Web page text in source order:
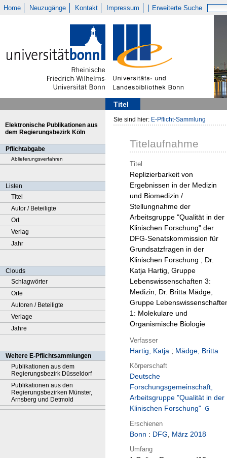
Home Neuzugänge Kontakt Impressum Erweiterte Suche
Titel
Elektronische Publikationen aus
dem Regierungsbezirk Köln
Pflichtabgabe
Ablieferungsverfahren
Listen
Titel
Autor / Beteiligte
Ort
Verlag
Jahr
Clouds
Schlagwörter
Orte
Autoren / Beteiligte
Verlage
Jahre
Weitere E-Pflichtsammlungen
Publikationen aus dem
Regierungsbezirk Düsseldorf
Publikationen aus den
Regierungsbezirken Münster,
Arnsberg und Detmold
Sie sind hier: E-Pflicht-Sammlung
Titelaufnahme
Titel
Replizierbarkeit von
Ergebnissen in der Medizin
und Biomedizin /
Stellungnahme der
Arbeitsgruppe "Qualität in der
Klinischen Forschung" der
DFG-Senatskommission für
Grundsatzfragen in der
Klinischen Forschung ; Dr.
Katja Hartig, Gruppe
Lebenswissenschaften 3:
Medizin, Dr. Britta Mädge,
Gruppe
1: Molekulare und
Organismische Biologie
Verfasser
Hartig, Katja ; Mädge, Britta
Körperschaft
Deutsche
Forschungsgemeinschaft,
Arbeitsgruppe "Qualität in der
Klinischen Forschung"
Erschienen
Bonn : DFG, März 2018
Umfang